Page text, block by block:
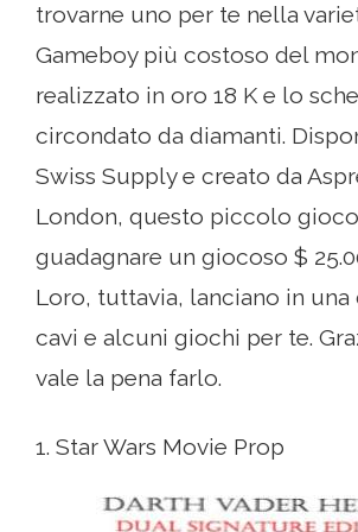
trovarne uno per te nella
Gameboy più costoso del
realizzato in oro 18 K e lo
circondato da diamanti.
Swiss Supply e creato da
London, questo piccolo
guadagnare un giocoso $
Loro, tuttavia, lanciano in una
cavi e alcuni giochi per te.
vale la pena farlo.
1. Star Wars Movie Prop